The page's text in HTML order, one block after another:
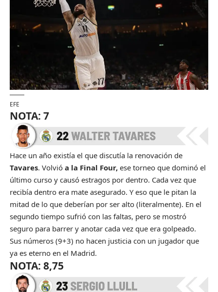
EFE
NOTA: 7
Hace un año existía el que discutía la renovación de
Tavares. Volvió a la Final Four, ese torneo que dominó el
último curso y causó estragos por dentro. Cada vez que
recibía dentro era mate asegurado. Y eso que le pitan la
mitad de lo que deberían por ser alto (literalmente). En el
segundo tiempo sufrió con las faltas, pero se mostró
seguro para barrer y anotar cada vez que era golpeado.
Sus números (9+3) no hacen justicia con un jugador que
ya es eterno en el Madrid.
NOTA: 8,75